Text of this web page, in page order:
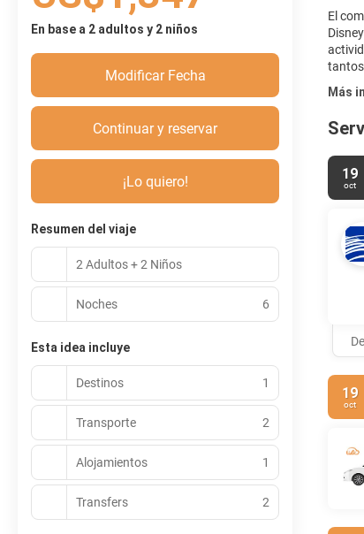
El
Más
19
oct
19
oct
En base a 2 adultos y 2 niños
Modificar Fecha
Continuar y reservar
¡Lo quiero!
Resumen del viaje
2 Adultos + 2 Niños
Noches 6
Esta idea incluye
Destinos 1
Transporte 2
Alojamientos 1
Transfers 2